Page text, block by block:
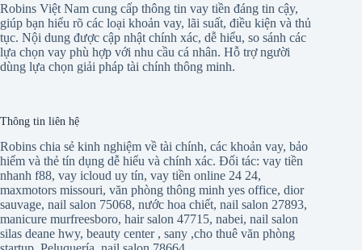
Robins Việt Nam cung cấp thông tin vay tiền đáng tin cậy,
giúp bạn hiểu rõ các loại khoản vay, lãi suất, điều kiện và thủ
tục. Nội dung được cập nhật chính xác, dễ hiểu, so sánh các
lựa chọn vay phù hợp với nhu cầu cá nhân. Hỗ trợ người
dùng lựa chọn giải pháp tài chính thông minh.
Thông tin liên hệ
Robins chia sẻ kinh nghiệm về tài chính, các khoản vay, bảo
hiểm và thẻ tín dụng dễ hiểu và chính xác. Đối tác: vay tiền
nhanh f88, vay icloud uy tín, vay tiền online 24 24,
maxmotors missouri, văn phòng thông minh yes office, dior
sauvage, nail salon 75068, nước hoa chiết, nail salon 27893,
manicure murfreesboro, hair salon 47715, nabei, nail salon
silas deane hwy, beauty center, sany ,cho thuê văn phòng